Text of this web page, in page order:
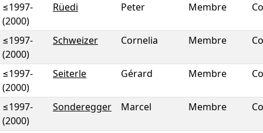
≤1997-
(2000)
Rüedi Peter Membre
≤1997-
(2000)
Schweizer Cornelia Membre
≤1997-
(2000)
Seiterle Gérard Membre
≤1997-
(2000)
Sonderegger Marcel Membre